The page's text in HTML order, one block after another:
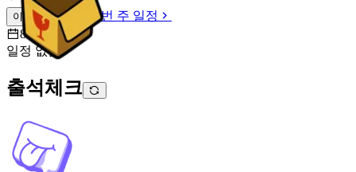
이번 주 일정
이번 주 일정
8월 7일 [금]
일정 없음
출석체크